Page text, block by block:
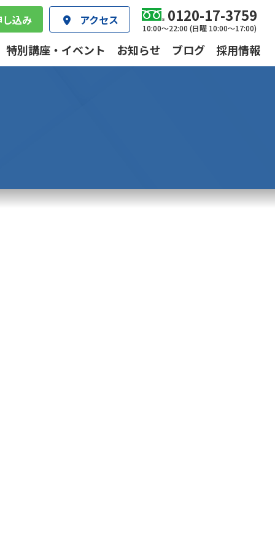
込み アクセス 0120-17-3759
10:00～22:00 (日曜 10:00～17:00)
特別講座・イベント お知らせ ブログ 採用情報